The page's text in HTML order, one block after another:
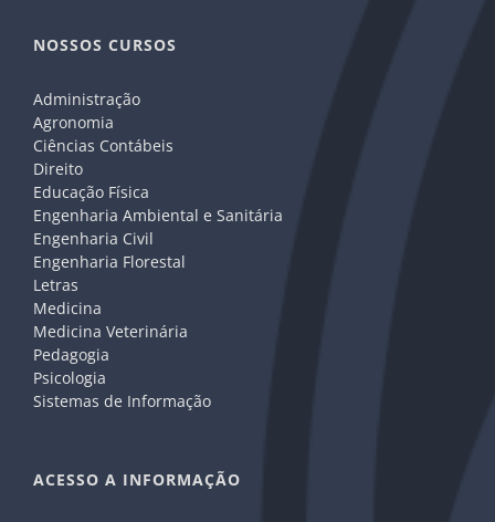
NOSSOS CURSOS
Administração
Agronomia
Ciências Contábeis
Direito
Educação Física
Engenharia Ambiental e Sanitária
Engenharia Civil
Engenharia Florestal
Letras
Medicina
Medicina Veterinária
Pedagogia
Psicologia
Sistemas de Informação
ACESSO A INFORMAÇÃO